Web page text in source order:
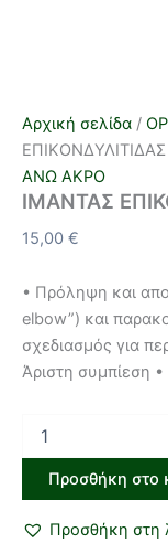
Αρχική σελίδα /
ΕΠΙΚΟΝΔΥΛΙΤΙΔΑΣ
ΑΝΩ ΑΚΡΟ
ΙΜΑΝΤΑΣ
15,00 €
• Πρόληψη και
elbow”) και
σχεδιασμός για
Άριστη συμπίεση •
Προσθήκη στο
Προσθήκη στη